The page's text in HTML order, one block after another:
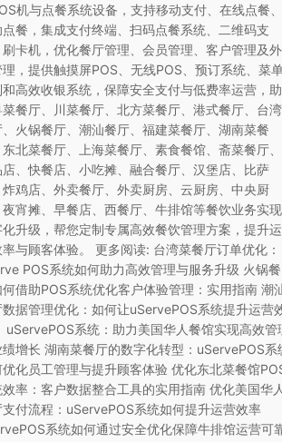
机与点餐系统设备，支持移动支付、在线点餐、
点餐，集成支付终端、扫码点餐系统、二维码支
卡机，优化餐厅管理、会员管理、客户管理及外
，提供触摸屏POS、无线POS、预订系统、菜
和高效收银系统，保障安全支付与低费率运营，助
菜餐厅、川菜餐厅、北方菜餐厅、港式餐厅、台湾
火锅餐厅、潮汕餐厅、福建菜餐厅、湖南菜餐
东北菜餐厅、上海菜餐厅、素食餐馆、斋菜餐厅、
、快餐店、小吃摊、融合餐厅、汉堡店、比萨
炸鸡店、外卖餐厅、外卖厨房、云厨房、中央厨
夜宵摊、早餐店、西餐厅、牛排馆等餐饮业务实现
升级，帮您定制专属高效餐饮管理方案，提升运
与顾客体验。 更多阅读: 台湾菜餐厅订单优化：
POS系统如何助力高效管理与服务升级 火锅餐
借助POS系统优化客户体验管理：实用指南 潮
据管理优化：如何让uServePOS系统提升运营
uServePOS系统：助力美国华人餐馆实现高效管
增长 湖南菜餐厅的数字化转型：uServePOS系
化员工管理与提升顾客体验 优化东北菜餐馆
效率：客户数据整合工具的实用指南 优化美国华人
付流程：uServePOS系统如何提升运营效率
系统如何通过安全优化保障牛排馆运营可